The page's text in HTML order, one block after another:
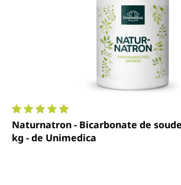
Note moyenne de 4.9 sur 5 étoiles
Naturnatron - Bicarbonate de
kg - de Unimedica